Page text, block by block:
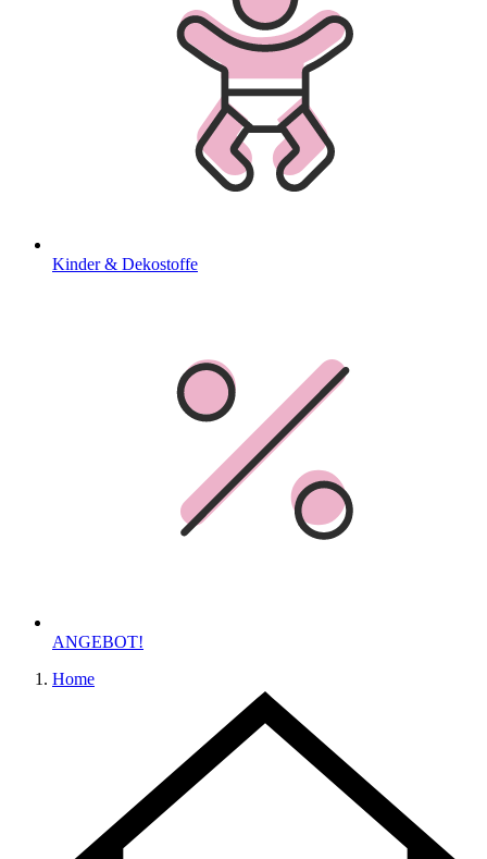
Kinder & Dekostoffe
ANGEBOT!
Home